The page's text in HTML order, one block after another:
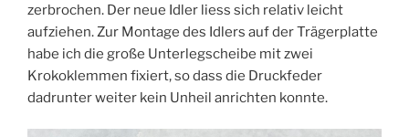
zerbrochen. Der neue Idler liess sich relativ leicht
aufziehen. Zur Montage des Idlers auf der Trägerplatte
habe ich die große Unterlegscheibe mit zwei
Krokoklemmen fixiert, so dass die Druckfeder
dadrunter weiter kein Unheil anrichten konnte.